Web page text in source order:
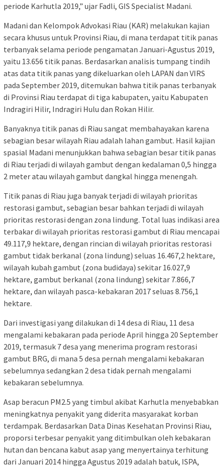
periode Karhutla 2019,” ujar Fadli, GIS Specialist Madani.
Madani dan Kelompok Advokasi Riau (KAR) melakukan kajian
secara khusus untuk Provinsi Riau, di mana terdapat titik panas
terbanyak selama periode pengamatan Januari-Agustus 2019,
yaitu 13.656 titik panas. Berdasarkan analisis tumpang tindih
atas data titik panas yang dikeluarkan oleh LAPAN dan VIRS
pada September 2019, ditemukan bahwa titik panas terbanyak
di Provinsi Riau terdapat di tiga kabupaten, yaitu Kabupaten
Indragiri Hilir, Indragiri Hulu dan Rokan Hilir.
Banyaknya titik panas di Riau sangat membahayakan karena
sebagian besar wilayah Riau adalah lahan gambut. Hasil kajian
spasial Madani menunjukkan bahwa sebagian besar titik panas
di Riau terjadi di wilayah gambut dengan kedalaman 0,5 hingga
2 meter atau wilayah gambut dangkal hingga menengah.
Titik panas di Riau juga banyak terjadi di wilayah prioritas
restorasi gambut, sebagian besar bahkan terjadi di wilayah
prioritas restorasi dengan zona lindung. Total luas indikasi area
terbakar di wilayah prioritas restorasi gambut di Riau mencapai
49.117,9 hektare, dengan rincian di wilayah prioritas restorasi
gambut tidak berkanal (zona lindung) seluas 16.467,2 hektare,
wilayah kubah gambut (zona budidaya) sekitar 16.027,9
hektare, gambut berkanal (zona lindung) sekitar 7.866,7
hektare, dan wilayah pasca-kebakaran 2017 seluas 8.756,1
hektare.
Dari investigasi yang dilakukan di 14 desa di Riau, 11 desa
mengalami kebakaran pada periode April hingga 20 September
2019, termasuk 7 desa yang menerima program restorasi
gambut BRG, di mana 5 desa pernah mengalami kebakaran
sebelumnya sedangkan 2 desa tidak pernah mengalami
kebakaran sebelumnya.
Asap beracun PM2.5 yang timbul akibat Karhutla menyebabkan
meningkatnya penyakit yang diderita masyarakat korban
terdampak. Berdasarkan Data Dinas Kesehatan Provinsi Riau,
proporsi terbesar penyakit yang ditimbulkan oleh kebakaran
hutan dan bencana kabut asap yang menyertainya terhitung
dari Januari 2014 hingga Agustus 2019 adalah batuk, ISPA,